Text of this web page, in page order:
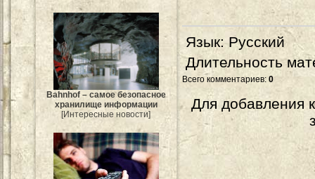
Bahnhof – самое безопасное
хранилище информации
[Интересные новости]
Язык: Русский
Длительность
Всего комментариев: 0
Для добавления